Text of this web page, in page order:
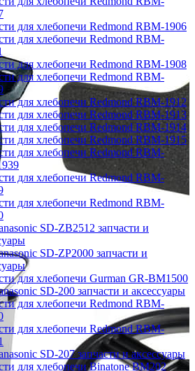
для хлебопечи Redmond RBM-1906
для хлебопечи Redmond RBM-
для хлебопечи Redmond RBM-1908
для хлебопечи Redmond RBM-
для хлебопечи Redmond RBM-1912
для хлебопечи Redmond RBM-1913
для хлебопечи Redmond RBM-1914
для хлебопечи Redmond RBM-1915
для хлебопечи Redmond RBM-
для хлебопечи Redmond RBM-
для хлебопечи Redmond RBM-
SD-ZB2512 запчасти и
SD-ZP2000 запчасти и
для хлебопечи Gurman GR-BM1500
SD-200 запчасти и аксессуары
для хлебопечи Redmond RBM-
для хлебопечи Redmond RBM-
SD-207 запчасти и аксессуары
для хлебопечи Binatone BM202